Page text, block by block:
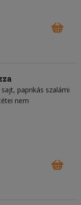
sajt paprikás szalámi
nem